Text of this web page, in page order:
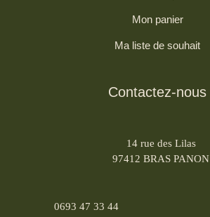
Mon panier
Ma liste de souhait
Contactez-nous
14 rue des Lilas
97412 BRAS PANON
0693 47 33 44